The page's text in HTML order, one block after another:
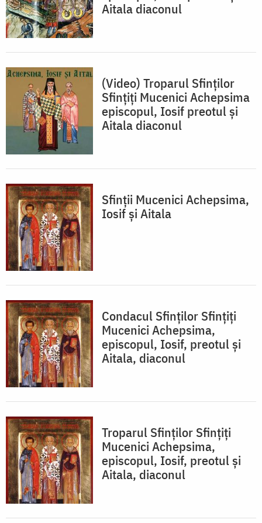
Aitala diaconul
(Video) Troparul Sfinților
Sfințiți Mucenici Achepsima
episcopul, Iosif preotul și
Aitala diaconul
Sfinții Mucenici Achepsima,
Iosif și Aitala
Condacul Sfinţilor Sfinţiţi
Mucenici Achepsima,
episcopul, Iosif, preotul şi
Aitala, diaconul
Troparul Sfinţilor Sfinţiţi
Mucenici Achepsima,
episcopul, Iosif, preotul şi
Aitala, diaconul